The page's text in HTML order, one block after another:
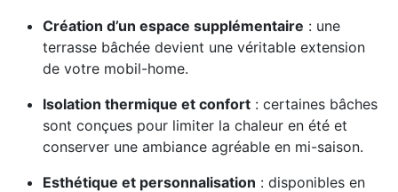
Création d’un espace supplémentaire : une
terrasse bâchée devient une véritable extension
de votre mobil-home.
Isolation thermique et confort : certaines bâches
sont conçues pour limiter la chaleur en été et
conserver une ambiance agréable en mi-saison.
Esthétique et personnalisation : disponibles en